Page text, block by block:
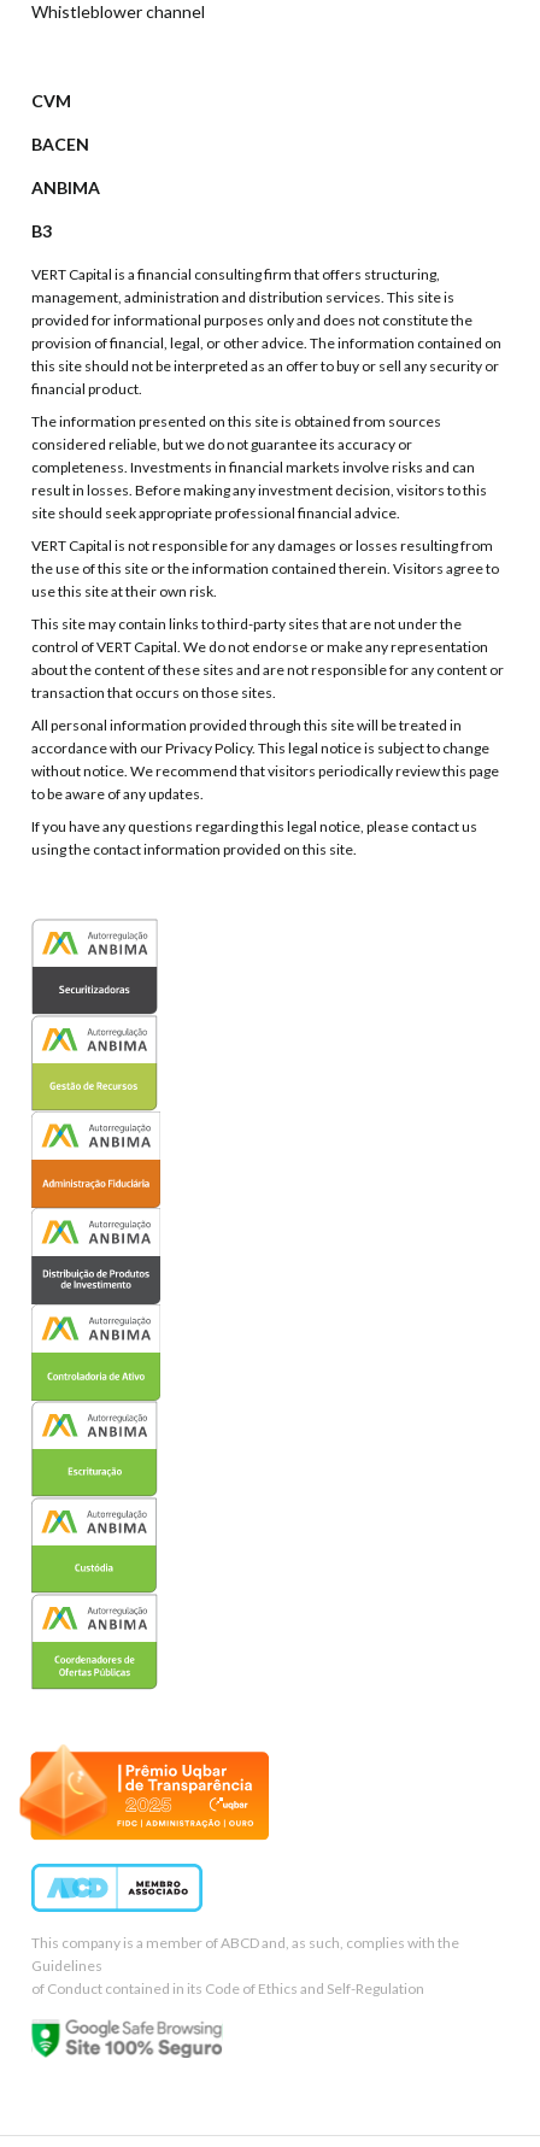
Whistleblower channel
CVM
BACEN
ANBIMA
B3
VERT Capital is a financial consulting firm that offers structuring,
management, administration and distribution services. This site is
provided for informational purposes only and does not constitute the
provision of financial, legal, or other advice. The information contained on
this site should not be interpreted as an offer to buy or sell any security or
financial product.
The information presented on this site is obtained from sources
considered reliable, but we do not guarantee its accuracy or
completeness. Investments in financial markets involve risks and can
result in losses. Before making any investment decision, visitors to this
site should seek appropriate professional financial advice.
VERT Capital is not responsible for any damages or losses resulting from
the use of this site or the information contained therein. Visitors agree to
use this site at their own risk.
This site may contain links to third-party sites that are not under the
control of VERT Capital. We do not endorse or make any representation
about the content of these sites and are not responsible for any content or
transaction that occurs on those sites.
All personal information provided through this site will be treated in
accordance with our Privacy Policy. This legal notice is subject to change
without notice. We recommend that visitors periodically review this page
to be aware of any updates.
If you have any questions regarding this legal notice, please contact us
using the contact information provided on this site.
This company is a member of ABCD and, as such, complies with the
Guidelines
of Conduct contained in its Code of Ethics and Self-Regulation